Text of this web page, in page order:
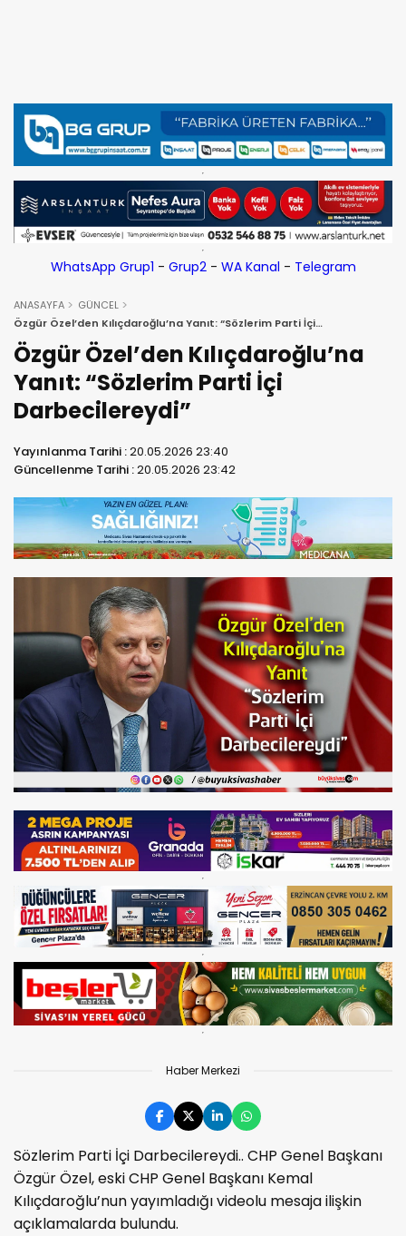
WhatsApp Grup1 - Grup2- WA Kanal - Telegram
ANASAYFA
GÜNCEL
Özgür Özel’den Kılıçdaroğlu’na Yanıt: “Sözlerim Parti İçi
Darbecilereydi”
Özgür Özel’den Kılıçdaroğlu’na
Yanıt: “Sözlerim Parti İçi
Darbecilereydi”
Yayınlanma Tarihi :20.05.2026 23:40
Güncellenme Tarihi :20.05.2026 23:42
Haber Merkezi
Sözlerim Parti İçi Darbecilereydi.. CHP Genel Başkanı
Özgür Özel, eski CHP Genel Başkanı Kemal
Kılıçdaroğlu’nun yayımladığı videolu mesaja ilişkin
açıklamalarda bulundu.